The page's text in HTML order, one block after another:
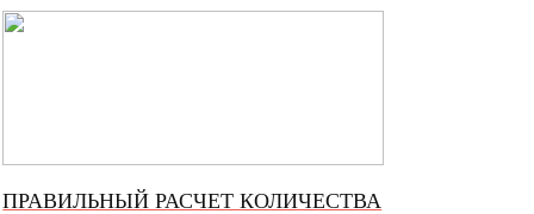
ПРАВИЛЬНЫЙ РАСЧЕТ КОЛИЧЕСТВА